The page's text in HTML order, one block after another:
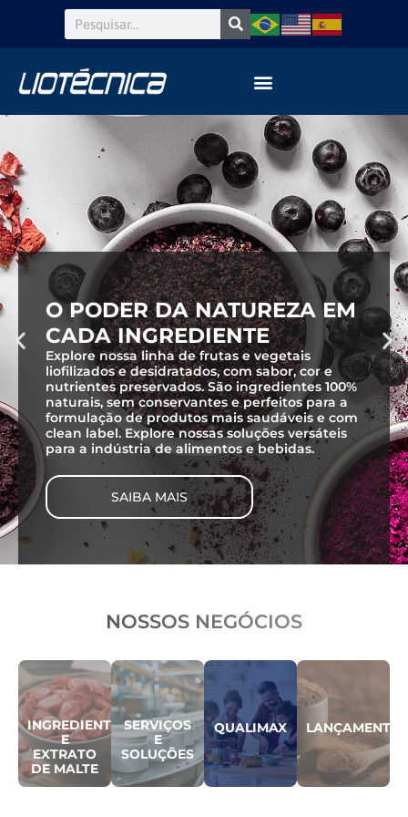
NOSSOS NEGÓCIOS
INGREDIENTES
E
EXTRATO
DE MALTE
SERVIÇOS
E
SOLUÇÕES
QUALIMAX